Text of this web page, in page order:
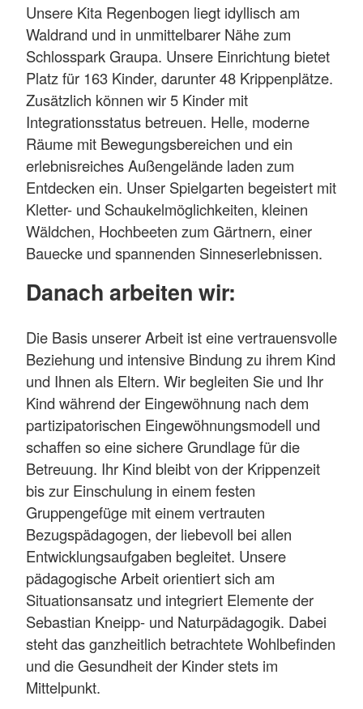
Unsere Kita Regenbogen liegt idyllisch am
Waldrand und in unmittelbarer Nähe zum
Schlosspark Graupa. Unsere Einrichtung bietet
Platz für 163 Kinder, darunter 48 Krippenplätze.
Zusätzlich können wir 5 Kinder mit
Integrationsstatus betreuen. Helle, moderne
Räume mit Bewegungsbereichen und ein
erlebnisreiches Außengelände laden zum
Entdecken ein. Unser Spielgarten begeistert mit
Kletter- und Schaukelmöglichkeiten, kleinen
Wäldchen, Hochbeeten zum Gärtnern, einer
Bauecke und spannenden Sinneserlebnissen.
Danach arbeiten wir:
Die Basis unserer Arbeit ist eine vertrauensvolle
Beziehung und intensive Bindung zu ihrem Kind
und Ihnen als Eltern. Wir begleiten Sie und Ihr
Kind während der Eingewöhnung nach dem
partizipatorischen Eingewöhnungsmodell und
schaffen so eine sichere Grundlage für die
Betreuung. Ihr Kind bleibt von der Krippenzeit
bis zur Einschulung in einem festen
Gruppengefüge mit einem vertrauten
Bezugspädagogen, der liebevoll bei allen
Entwicklungsaufgaben begleitet. Unsere
pädagogische Arbeit orientiert sich am
Situationsansatz und integriert Elemente der
Sebastian Kneipp- und Naturpädagogik. Dabei
steht das ganzheitlich betrachtete Wohlbefinden
und die Gesundheit der Kinder stets im
Mittelpunkt.